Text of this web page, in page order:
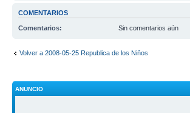
COMENTARIOS
Comentarios: Sin comentarios aún
Volver a 2008-05-25 Republica de los Niños
ANUNCIO